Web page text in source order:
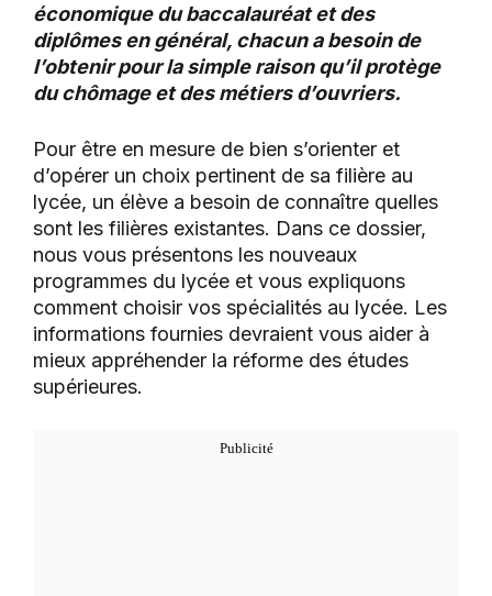
économique du baccalauréat et des
diplômes en général, chacun a besoin de
l’obtenir pour la simple raison qu’il protège
du chômage et des métiers d’ouvriers.
Pour être en mesure de bien s’orienter et
d’opérer un choix pertinent de sa filière au
lycée, un élève a besoin de connaître quelles
sont les filières existantes. Dans ce dossier,
nous vous présentons les nouveaux
programmes du lycée et vous expliquons
comment choisir vos spécialités au lycée. Les
informations fournies devraient vous aider à
mieux appréhender la réforme des études
supérieures.